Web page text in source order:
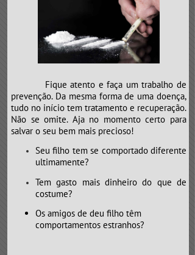
Fique atento e faça um trabalho de
prevenção. Da mesma forma de uma doença,
tudo no início tem tratamento e recuperação.
Não se omite. Aja no momento certo para
salvar o seu bem mais precioso!
Seu filho tem se comportado diferente
ultimamente?
Tem gasto mais dinheiro do que de
costume?
Os amigos de deu filho têm
comportamentos estranhos?